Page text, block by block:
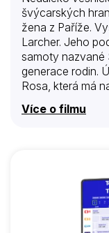
švýcarských
žena z Paříže.
Larcher. Jeho
samoty nazvané
generace rodin.
Rosa, která má
manžel se
svých děti, ale
Krizová
obnažuje
Více o filmu